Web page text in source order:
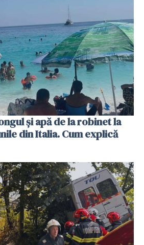
și apă de la robinet la
din Italia. Cum explică